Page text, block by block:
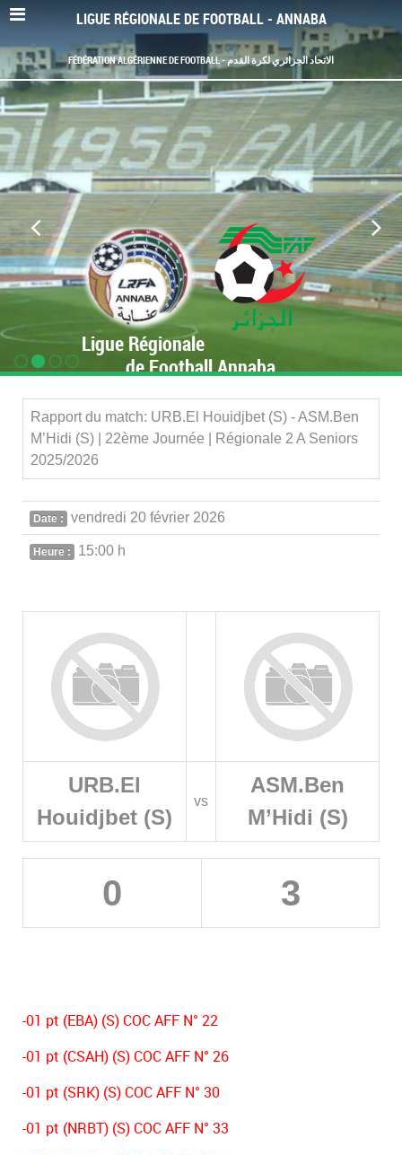
LIGUE RÉGIONALE DE FOOTBALL - ANNABA
FÉDÉRATION ALGÉRIENNE DE FOOTBALL - الاتحاد الجزائري لكرة القدم
Ligue Régionale
de Football Annaba
Rapport du match: URB.El Houidjbet (S) - ASM.Ben
M’Hidi (S) | 22ème Journée | Régionale 2 A Seniors
2025/2026
Date : vendredi 20 février 2026
Heure : 15:00 h
URB.El
Houidjbet (S)
vs
ASM.Ben
M’Hidi (S)
0 3
-01 pt (EBA) (S) COC AFF N° 22
-01 pt (CSAH) (S) COC AFF N° 26
-01 pt (SRK) (S) COC AFF N° 30
-01 pt (NRBT) (S) COC AFF N° 33